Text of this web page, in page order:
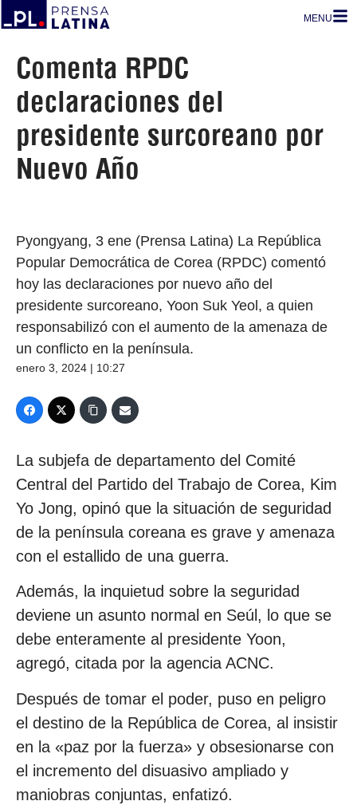
MENU
Comenta RPDC
declaraciones del
presidente surcoreano por
Nuevo Año
Pyongyang, 3 ene (Prensa Latina) La República
Popular Democrática de Corea (RPDC) comentó
hoy las declaraciones por nuevo año del
presidente surcoreano, Yoon Suk Yeol, a quien
responsabilizó con el aumento de la amenaza de
un conflicto en la península.
enero 3, 2024 | 10:27
La subjefa de departamento del Comité
Central del Partido del Trabajo de Corea, Kim
Yo Jong, opinó que la situación de seguridad
de la península coreana es grave y amenaza
con el estallido de una guerra.
Además, la inquietud sobre la seguridad
deviene un asunto normal en Seúl, lo que se
debe enteramente al presidente Yoon,
agregó, citada por la agencia ACNC.
Después de tomar el poder, puso en peligro
el destino de la República de Corea, al insistir
en la «paz por la fuerza» y obsesionarse con
el incremento del disuasivo ampliado y
maniobras conjuntas, enfatizó.